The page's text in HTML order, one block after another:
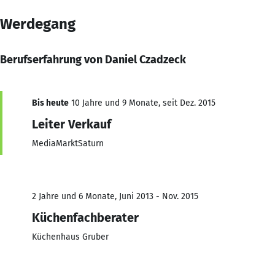
Werdegang
Berufserfahrung von Daniel Czadzeck
Bis heute 10 Jahre und 9 Monate, seit Dez. 2015
Leiter Verkauf
MediaMarktSaturn
2 Jahre und 6 Monate, Juni 2013 - Nov. 2015
Küchenfachberater
Küchenhaus Gruber